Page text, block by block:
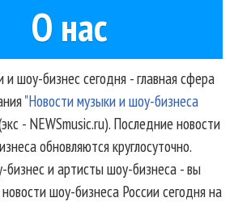
О нас
и шоу-бизнес сегодня - главная сфера
"Новости музыки и шоу-бизнеса
- NEWSmusic.ru). Последние новости
обновляются круглосуточно.
бизнес и артисты шоу-бизнеса - вы
шоу-бизнеса России сегодня на